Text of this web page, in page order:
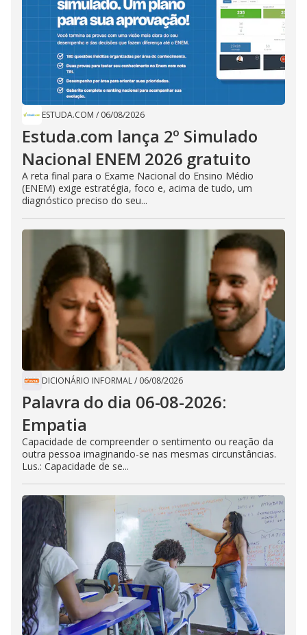
ESTUDA.COM / 06/08/2026
Estuda.com lança 2º Simulado
Nacional ENEM 2026 gratuito
A reta final para o Exame Nacional do Ensino Médio
(ENEM) exige estratégia, foco e, acima de tudo, um
diagnóstico preciso do seu...
DICIONÁRIO INFORMAL/ 06/08/2026
Palavra do dia 06-08-2026:
Empatia
Capacidade de compreender o sentimento ou reação da
outra pessoa imaginando-se nas mesmas circunstâncias.
Lus.: Capacidade de se...